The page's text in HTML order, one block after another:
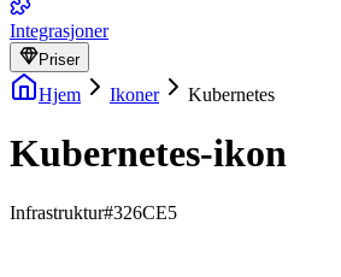
Integrasjoner
Priser
Hjem Ikoner Kubernetes
Kubernetes-ikon
Infrastruktur#326CE5